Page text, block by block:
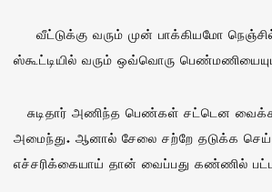
வீட்டுக்கு வரும் முன் பாக்கியமோ
ஸ்கூட்டியில் வரும் ஒவ்வொரு
சுடிதார் அணிந்த பெண்கள் சட்டென
அமைந்து. ஆனால் சேலை சற்றே தடுக்க
எச்சரிக்கையாய் தான் வைப்பது கண்ணில்